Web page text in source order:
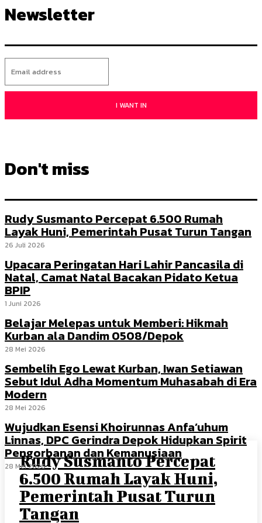
Newsletter
I WANT IN
Don't miss
Rudy Susmanto Percepat 6.500 Rumah
Layak Huni, Pemerintah Pusat Turun Tangan
26 Juli 2026
Upacara Peringatan Hari Lahir Pancasila di
Natal, Camat Natal Bacakan Pidato Ketua
BPIP
1 Juni 2026
Belajar Melepas untuk Memberi: Hikmah
Kurban ala Dandim 0508/Depok
28 Mei 2026
Sembelih Ego Lewat Kurban, Iwan Setiawan
Sebut Idul Adha Momentum Muhasabah di Era
Modern
28 Mei 2026
Wujudkan Esensi Khoirunnas Anfa’uhum
Linnas, DPC Gerindra Depok Hidupkan Spirit
Pengorbanan dan Kemanusiaan
28 Mei 2026
Rudy Susmanto Percepat
6.500 Rumah Layak Huni,
Pemerintah Pusat Turun
Tangan